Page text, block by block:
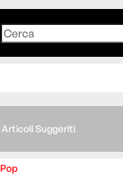
Articoli Suggeriti
Pop